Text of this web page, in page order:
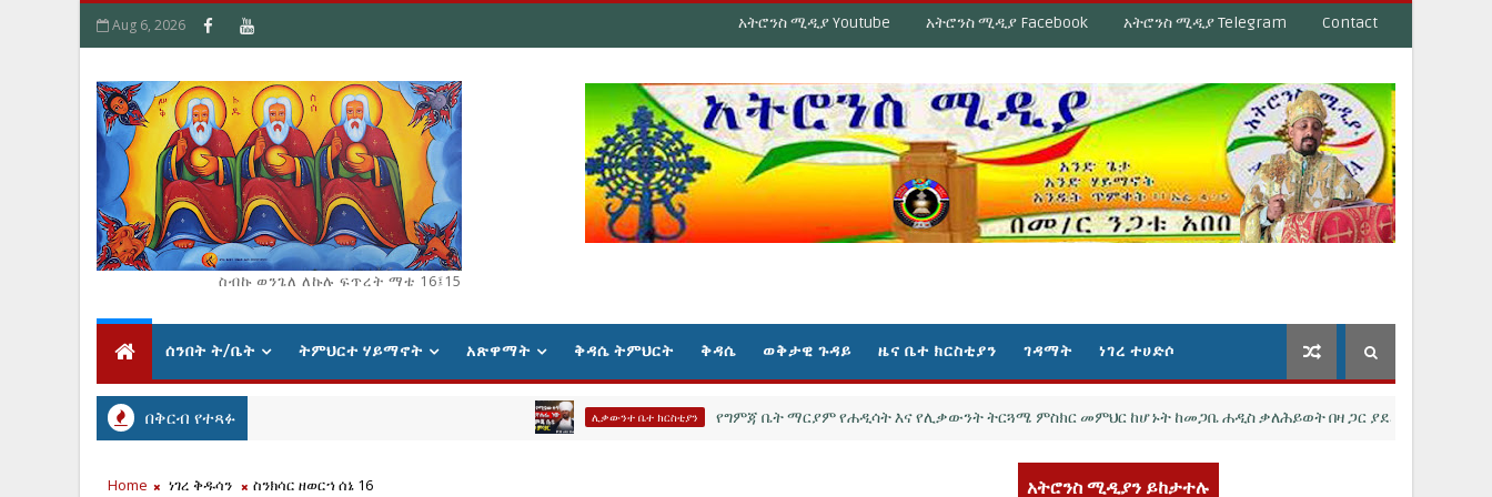
Aug 6, 2026 አትሮንስ ሚዲያ Youtube አትሮንስ ሚዲያ Facebook አትሮንስ ሚዲያ Telegram Contact
ስብኩ ወንጌለ ለኩሉ ፍጥረት ማቴ 16፤15
ሰንበት ት/ቤት ትምህርተ ሃይማኖት አጽዋማት ቅዳሴ ትምህርት ቅዳሴ ወቅታዊ ጉዳይ ዜና ቤተ ክርስቲያን ገዳማት ነገረ ተሀድሶ
በቅርብ የተጻፉ ሊቃውንተ ቤተ ክርስቲያን የግምጃ ቤት ማርያም የሐዲሳት እና የሊቃውንት ትርጓሜ ምስክር መምህር ከሆኑት ከመጋቤ ሐዲስ ቃለሕይወት በዛ ጋር ያደረግነውን ልዩ ቆይታ
Home ነገረ ቅዱሳን ስንክሳር ዘወርኀ ሰኔ 16 አትሮንስ ሚዲያን ይከታተሉ